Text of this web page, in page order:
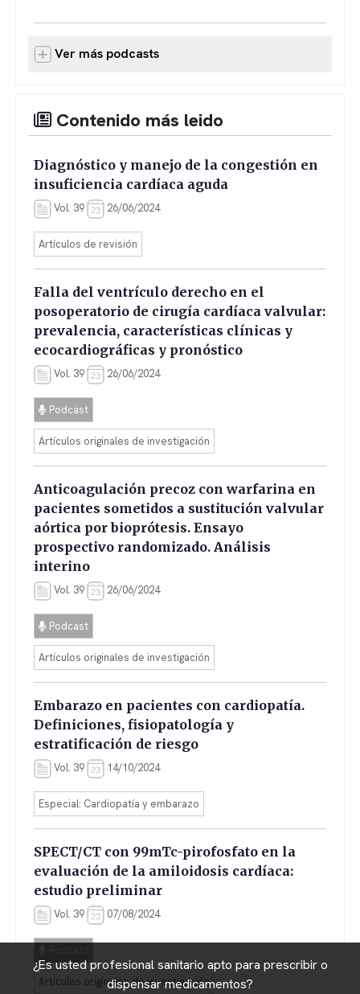
Ver más podcasts
Contenido más leido
Diagnóstico y manejo de la congestión en
insuficiencia cardíaca aguda
Vol. 39 26/06/2024
Artículos de revisión
Falla del ventrículo derecho en el
posoperatorio de cirugía cardíaca valvular:
prevalencia, características clínicas y
ecocardiográficas y pronóstico
Vol. 39 26/06/2024
Podcast
Artículos originales de investigación
Anticoagulación precoz con warfarina en
pacientes sometidos a sustitución valvular
aórtica por bioprótesis. Ensayo
prospectivo randomizado. Análisis
interino
Vol. 39 26/06/2024
Podcast
Artículos originales de investigación
Embarazo en pacientes con cardiopatía.
Definiciones, fisiopatología y
estratificación de riesgo
Vol. 39 14/10/2024
Especial: Cardiopatía y embarazo
SPECT/CT con 99mTc-pirofosfato en la
evaluación de la amiloidosis cardíaca:
estudio preliminar
Vol. 39 07/08/2024
Artículos originales de investigación
¿Es usted profesional sanitario apto para prescribir o
dispensar medicamentos?